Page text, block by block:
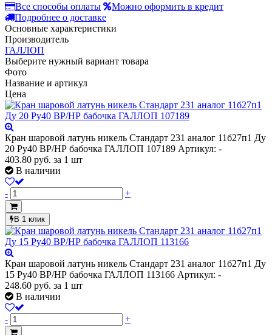
Все способы оплаты
Можно оформить в кредит
Подробнее о доставке
Основные характеристики
Производитель
ГАЛЛОП
Выберите нужный вариант товара
Фото
Название и артикул
Цена
Кран шаровой латунь никель Стандарт 231 аналог 11б27п1 Ду
20 Ру40 ВР/НР бабочка ГАЛЛОП 107189 Артикул: -
403.80 руб. за 1 шт
В наличии
- +
В 1 клик
Кран шаровой латунь никель Стандарт 231 аналог 11б27п1 Ду
15 Ру40 ВР/НР бабочка ГАЛЛОП 113166 Артикул: -
248.60 руб. за 1 шт
В наличии
- +